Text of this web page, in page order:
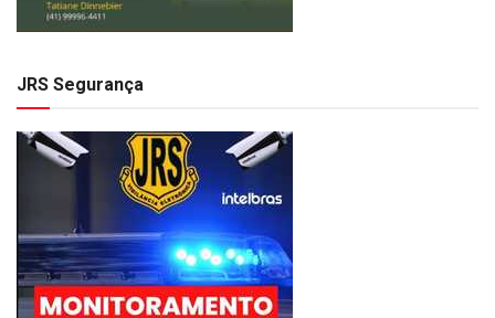
JRS Segurança